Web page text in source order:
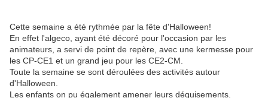
Cette semaine a été rythmée par la fête d'Halloween!
En effet l'algeco, ayant été décoré pour l'occasion par les
animateurs, a servi de point de repère, avec une kermesse pour
les CP-CE1 et un grand jeu pour les CE2-CM.
Toute la semaine se sont déroulées des activités autour
d'Halloween.
Les enfants on pu également amener leurs déguisements.